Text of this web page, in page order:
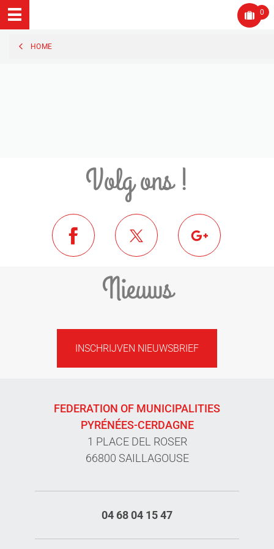
0
HOME
Volg ons !
Nieuws
INSCHRIJVEN NIEUWSBRIEF
FEDERATION OF MUNICIPALITIES
PYRÉNÉES-CERDAGNE
1 PLACE DEL ROSER
66800 SAILLAGOUSE
04 68 04 15 47